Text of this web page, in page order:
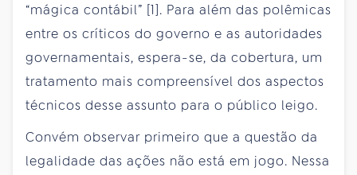
“mágica contábil” [1]. Para além das polêmicas
entre os críticos do governo e as autoridades
governamentais, espera-se, da cobertura, um
tratamento mais compreensível dos aspectos
técnicos desse assunto para o público leigo.
Convém observar primeiro que a questão da
legalidade das ações não está em jogo. Nessa